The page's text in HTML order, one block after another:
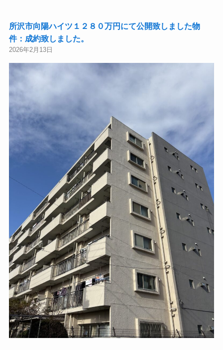
所沢市向陽ハイツ１２８０万円にて公開致しました物
件：成約致しました。
2026年2月13日